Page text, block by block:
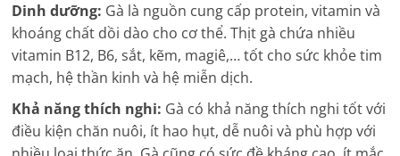
Dinh dưỡng: Gà là nguồn cung cấp protein, vitamin và
khoáng chất dồi dào cho cơ thể. Thịt gà chứa nhiều
vitamin B12, B6, sắt, kẽm, magiê,… tốt cho sức khỏe tim
mạch, hệ thần kinh và hệ miễn dịch.
Khả năng thích nghi: Gà có khả năng thích nghi tốt với
điều kiện chăn nuôi, ít hao hụt, dễ nuôi và phù hợp với